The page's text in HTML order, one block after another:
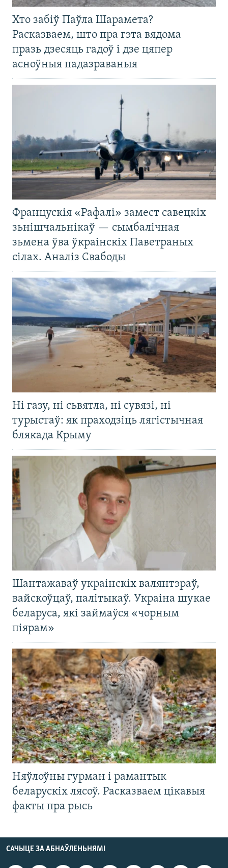
Хто забіў Паўла Шарамета?
Расказваем, што пра гэта вядома
празь дзесяць гадоў і дзе цяпер
асноўныя падазраваныя
Францускія «Рафалі» замест савецкіх
зьнішчальнікаў — сымбалічная
зьмена ўва ўкраінскіх Паветраных
сілах. Аналіз Свабоды
Ні газу, ні сьвятла, ні сувязі, ні
турыстаў: як праходзіць лягістычная
блякада Крыму
Шантажаваў украінскіх валянтэраў,
вайскоўцаў, палітыкаў. Украіна шукае
беларуса, які займаўся «чорным
піярам»
Няўлоўны гурман і рамантык
беларускіх лясоў. Расказваем цікавыя
факты пра рысь
САЧЫЦЕ ЗА АБНАЎЛЕНЬНЯМІ